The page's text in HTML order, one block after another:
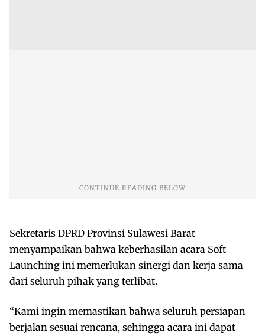
Sekretaris DPRD Provinsi Sulawesi Barat
menyampaikan bahwa keberhasilan acara Soft
Launching ini memerlukan sinergi dan kerja sama
dari seluruh pihak yang terlibat.
“Kami ingin memastikan bahwa seluruh persiapan
berjalan sesuai rencana, sehingga acara ini dapat